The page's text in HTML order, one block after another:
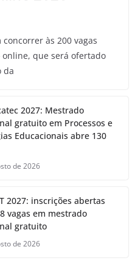
às 200 vagas
que será ofertado
da
2027: Mestrado
gratuito em Processos e
Educacionais abre 130
de 2026
2027: inscrições abertas
vagas em mestrado
gratuito
de 2026